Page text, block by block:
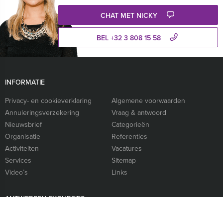
CHAT MET NICKY
BEL +32 3 808 15 58
INFORMATIE
Privacy- en cookieverklaring
Algemene voorwaarden
Annuleringsverzekering
Vraag & antwoord
Nieuwsbrief
Categorieën
Organisatie
Referenties
Activiteiten
Vacatures
Services
Sitemap
Video’s
Links